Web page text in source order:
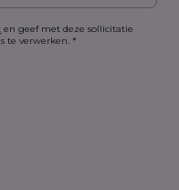
en geef met deze sollicitatie
te verwerken. *